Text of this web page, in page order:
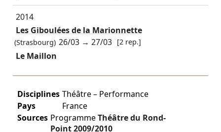
2014
Les Giboulées de la Marionnette
(Strasbourg) 26/03 →27/03 [2 rep.]
Le Maillon
Disciplines Théâtre – Performance
Pays
France
Sources ProgrammeThéâtre du Rond-
Point2009/2010